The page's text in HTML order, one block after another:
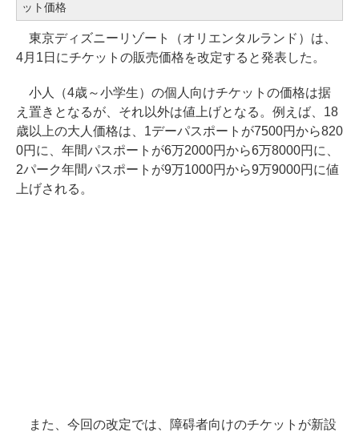
ット価格
東京ディズニーリゾート（オリエンタルランド）は、
4月1日にチケットの販売価格を改定すると発表した。
小人（4歳～小学生）の個人向けチケットの価格は据
え置きとなるが、それ以外は値上げとなる。例えば、18
歳以上の大人価格は、1デーパスポートが7500円から820
0円に、年間パスポートが6万2000円から6万8000円に、
2パーク年間パスポートが9万1000円から9万9000円に値
上げされる。
また、今回の改定では、障碍者向けのチケットが新設